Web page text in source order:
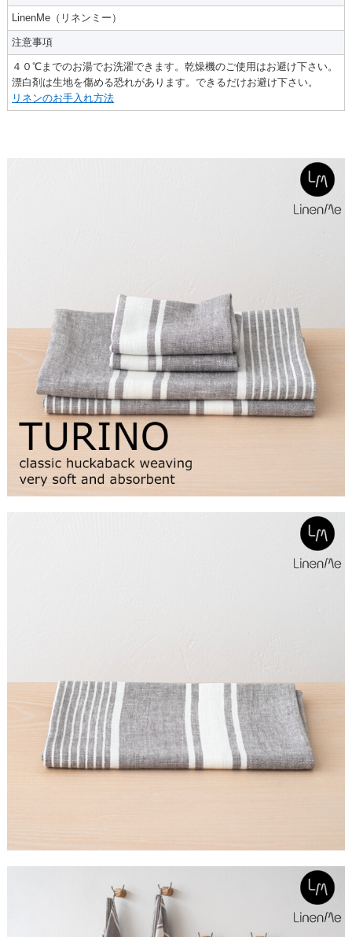
LinenMe（リネンミー）
注意事項
４０℃までのお湯でお洗濯できます。乾燥機のご使用はお避け下さい。
漂白剤は生地を傷める恐れがあります。できるだけお避け下さい。
リネンのお手入れ方法